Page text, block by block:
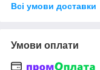
Всі умови доставки
Умови оплати